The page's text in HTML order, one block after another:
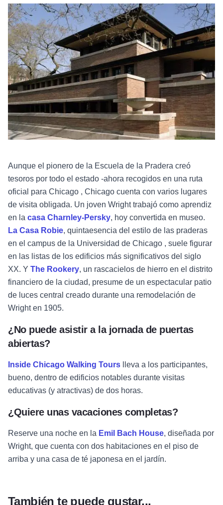
Aunque el pionero de la Escuela de la Pradera creó
tesoros por todo el estado -ahora recogidos en una ruta
oficial para Chicago , Chicago cuenta con varios lugares
de visita obligada. Un joven Wright trabajó como aprendiz
en la casa Charnley-Persky, hoy convertida en museo.
La Casa Robie, quintaesencia del estilo de las praderas
en el campus de la Universidad de Chicago , suele figurar
en las listas de los edificios más significativos del siglo
XX. Y The Rookery, un rascacielos de hierro en el distrito
financiero de la ciudad, presume de un espectacular patio
de luces central creado durante una remodelación de
Wright en 1905.
¿No puede asistir a la jornada de puertas
abiertas?
Inside Chicago Walking Tours lleva a los participantes,
bueno, dentro de edificios notables durante visitas
educativas (y atractivas) de dos horas.
¿Quiere unas vacaciones completas?
Reserve una noche en la Emil Bach House, diseñada por
Wright, que cuenta con dos habitaciones en el piso de
arriba y una casa de té japonesa en el jardín.
También te puede gustar...